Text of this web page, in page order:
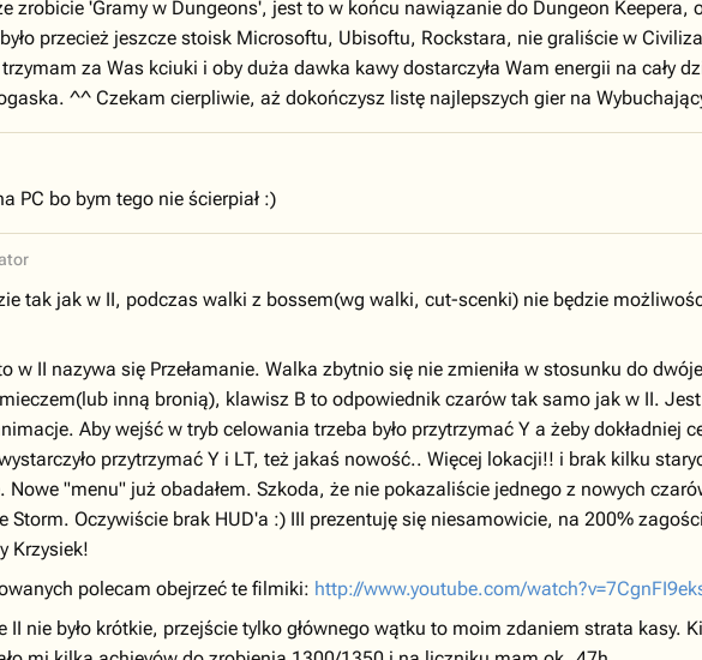
zrobicie 'Gramy w Dungeons', jest to w końcu nawiązanie do Dungeon Keepera,
przecież jeszcze stoisk Microsoftu, Ubisoftu, Rockstara, nie graliście w
za Was kciuki i oby duża dawka kawy dostarczyła Wam energii na cały
^^ Czekam cierpliwie, aż dokończysz listę najlepszych gier na
PC bo bym tego nie ścierpiał :)
tak jak w II, podczas walki z bossem(wg walki, cut-scenki) nie będzie
w II nazywa się Przełamanie. Walka zbytnio się nie zmieniła w stosunku do
inną bronią), klawisz B to odpowiednik czarów tak samo jak w II.
Aby wejść w tryb celowania trzeba było przytrzymać Y a żeby dokładniej
przytrzymać Y i LT, też jakaś nowość.. Więcej lokacji!! i brak kilku
Nowe "menu" już obadałem. Szkoda, że nie pokazaliście jednego z nowych
Storm. Oczywiście brak HUD'a :) III prezentuję się niesamowicie, na 200%
Krzysiek!
polecam obejrzeć te filmiki: http://www.youtube.com/
II nie było krótkie, przejście tylko głównego wątku to moim zdaniem strata kasy.